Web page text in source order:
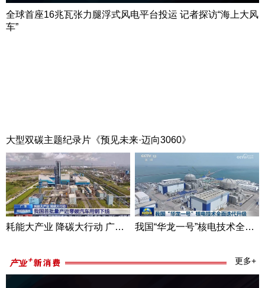
全球首座16兆瓦张力腿浮式风电平台投运 记者探访“海上大风
车”
大型双碳主题纪录片《预见未来·迈向3060》
耗能大产业 降碳大行动 广东 我国首批量产近零碳汽车用钢下线 我国“华龙一号”核电技术全面迭代升级
更多+